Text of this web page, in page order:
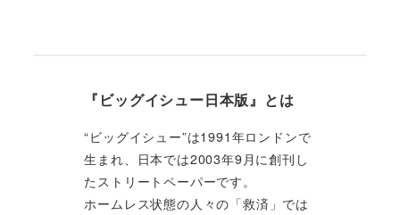
『ビッグイシュー日本版』とは
“ビッグイシュー”は1991年ロンドンで
生まれ、日本では2003年9月に創刊し
たストリートペーパーです。
ホームレス状態の人々の「救済」では